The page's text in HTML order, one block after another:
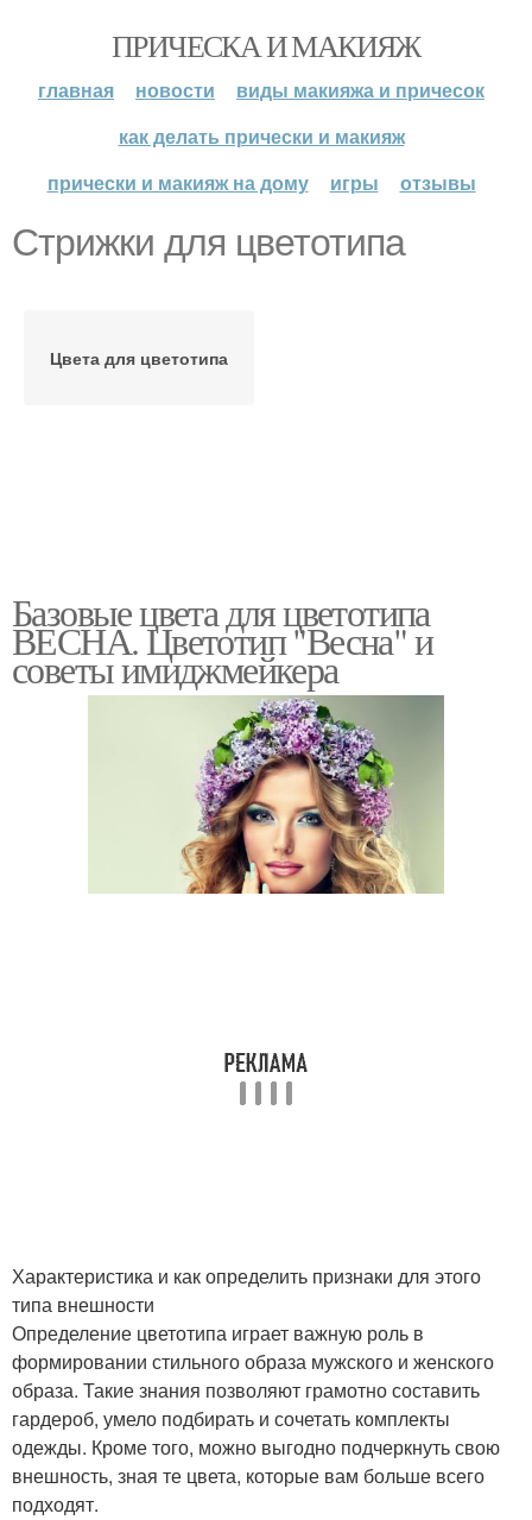
ПРИЧЕСКА И МАКИЯЖ
главная новости
виды макияжа и причесок
как делать прически и макияж
прически и макияж на дому
игры отзывы
Стрижки для цветотипа
Цвета для цветотипа
Базовые цвета для цветотипа
ВЕСНА. Цветотип "Весна" и
советы имиджмейкера
Характеристика и как определить признаки для этого
типа внешности
Определение цветотипа играет важную роль в
формировании стильного образа мужского и женского
образа. Такие знания позволяют грамотно составить
гардероб, умело подбирать и сочетать комплекты
одежды. Кроме того, можно выгодно подчеркнуть свою
внешность, зная те цвета, которые вам больше всего
подходят.